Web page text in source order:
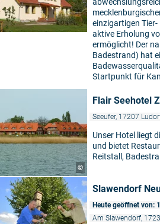
einzigartigen
aktive Erholung
ermöglicht! Der
Badestrand) hat
Startpunkt für
©
Flair Seehotel
Seeufer, 17207
Unser Hotel liegt
und bietet
Reitstall,
Slawendorf
Heute geöffnet von:
Am Slawendorf,